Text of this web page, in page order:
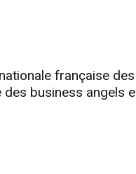
française
des business angels